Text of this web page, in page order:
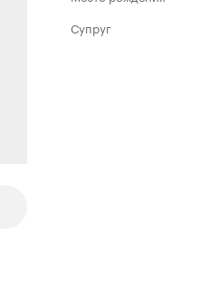
Супруг